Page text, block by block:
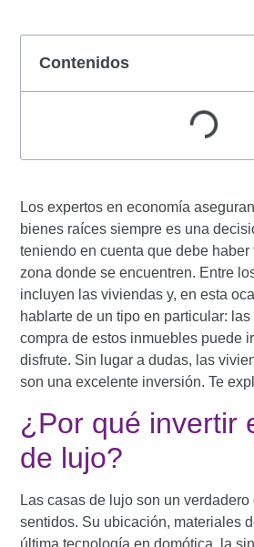
Contenidos
Los expertos en economía
bienes raíces siempre es una
teniendo en cuenta quedebe haber
zona donde se encuentren. Entre
incluyen las viviendas y, en esta
hablarte de un tipo en particular:
compra de estos inmuebles puede
disfrute. Sin lugar a dudas, las
son una excelente inversión. Te
¿Por qué invertir
de lujo?
Las casas de lujo son un
sentidos. Su ubicación, materiales